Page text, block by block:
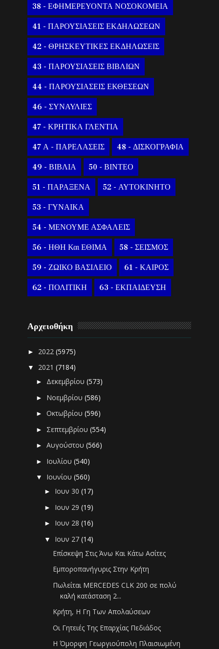
38 - ΕΦΗΜΕΡΕΥΟΝΤΑ ΝΟΣΟΚΟΜΕΙΑ
41 - ΠΑΡΟΥΣΙΑΣΕΙΣ ΕΚΔΗΛΩΣΕΩΝ
42 - ΘΡΗΣΚΕΥΤΙΚΕΣ ΕΚΔΗΛΩΣΕΙΣ
43 - ΠΑΡΟΥΣΙΑΣΕΙΣ ΒΙΒΛΙΩΝ
44 - ΠΑΡΟΥΣΙΑΣΕΙΣ ΕΚΘΕΣΕΩΝ
46 - ΣΥΝΑΥΛΙΕΣ
47 - ΚΡΗΤΙΚΑ ΓΛΕΝΤΙΑ
47 Α - ΠΑΡΕΛΑΣΕΙΣ 48 - ΔΙΣΚΟΓΡΑΦΙΑ
49 - ΒΙΒΛΙΑ 50 - ΒΙΝΤΕΟ
51 - ΠΑΡΑΞΕΝΑ 52 - ΑΥΤΟΚΙΝΗΤΟ
53 - ΓΥΝΑΙΚΑ
54 - ΜΕΝΟΥΜΕ ΑΣΦΑΛΕΙΣ
56 - ΗΘΗ Και ΕΘΙΜΑ 58 - ΣΕΙΣΜΟΣ
59 - ΖΩΙΚΟ ΒΑΣΙΛΕΙΟ 61 - ΚΑΙΡΟΣ
62 - ΠΟΛΙΤΙΚΗ 63 - ΕΚΠΑΙΔΕΥΣΗ
Αρχειοθήκη
► 2022(5975)
▼ 2021(7184)
► Δεκεμβρίου(573)
► Νοεμβρίου(586)
►Οκτωβρίου(596)
► Σεπτεμβρίου(554)
►Αυγούστου(566)
► Ιουλίου(540)
▼ Ιουνίου(560)
► Ιουν 30(17)
► Ιουν 29(19)
► Ιουν 28(16)
▼ Ιουν 27(14)
Επίσκεψη Στις Άνω Και Κάτω Ασίτες
Εμποροπανήγυρις Στην Κρήτη
Πωλείται MERCEDES CLK 200 σε πολύ
καλή κατάσταση 2...
Κρήτη, Η Γη Των Απολαύσεων
Οι Γητειές Της Επαρχίας Πεδιάδος
Η Όμορφη Γεωργιούπολη Πλαισιωμένη